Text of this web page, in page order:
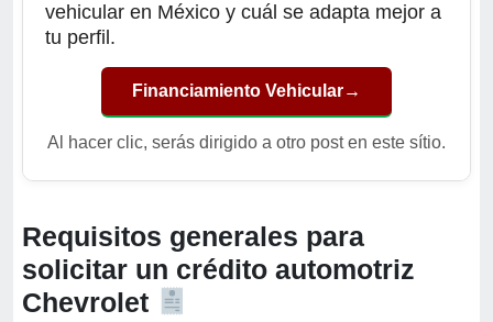
vehicular en México y cuál se adapta mejor a
tu perfil.
Financiamiento Vehicular→
Al hacer clic, serás dirigido a otro post en este sítio.
Requisitos generales para
solicitar un crédito automotriz
Chevrolet